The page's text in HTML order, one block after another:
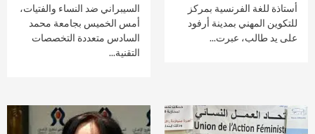
أستاذة للغة الفرنسية بمركز
للتكوين المهني بمدينة أرفود
على يد طالب، عبرت...
السيبراني ضد النساء والفتيات،
أمس الخميس بجامعة محمد
السادس متعددة التخصصات
التقنية...